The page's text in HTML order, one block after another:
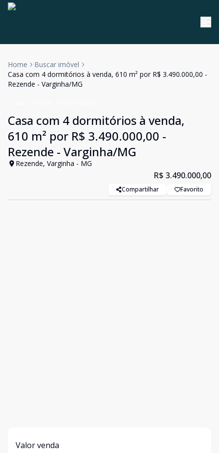
Home
Buscar imóvel
Casa com 4 dormitórios à venda, 610 m² por R$ 3.490.000,00 -
Rezende - Varginha/MG
Casa com 4 dormitórios à venda,
610 m² por R$ 3.490.000,00 -
Rezende - Varginha/MG
Rezende, Varginha - MG
R$ 3.490.000,00
Compartilhar Favorito
Valor venda